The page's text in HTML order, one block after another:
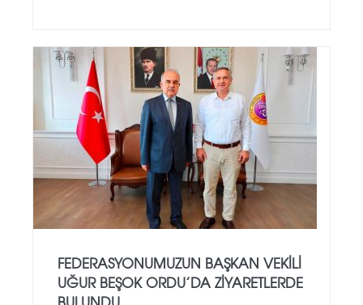
FEDERASYONUMUZUN BAŞKAN VEKILI
UĞUR BEŞOK ORDU’DA ZIYARETLERDE
BULUNDU